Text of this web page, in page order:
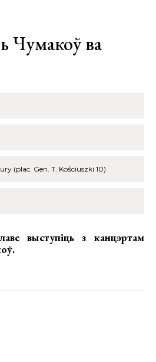
Чумакоў ва
(plac. Gen. T. Kościuszki 10)
выступіць з канцэртам